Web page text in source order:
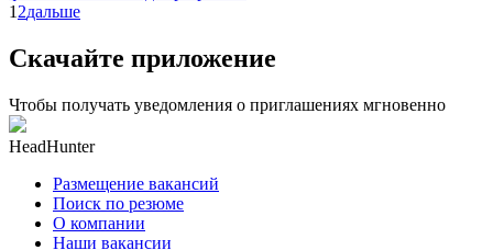
1 2дальше
Скачайте приложение
Чтобы получать уведомления о приглашениях мгновенно
HeadHunter
Размещение вакансий
Поиск по резюме
О компании
Наши вакансии